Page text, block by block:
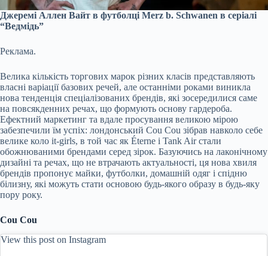
Джеремі Аллен Вайт в футболці Merz b. Schwanen в серіалі
“Ведмідь”
Реклама.
Велика кількість торгових марок різних класів представляють
власні варіації базових речей, але останніми роками виникла
нова тенденція спеціалізованих брендів, які зосередилися саме
на повсякденних речах, що формують основу гардероба.
Ефектний маркетинг та вдале просування великою мірою
забезпечили їм успіх: лондонський Cou Cou зібрав навколо себе
велике коло it-girls, в той час як Éterne і Tank Air стали
обожнюваними брендами серед зірок. Базуючись на лаконічному
дизайні та речах, що не втрачають актуальності, ця нова хвиля
брендів пропонує майки, футболки, домашній одяг і спідню
білизну, які можуть стати основою будь-якого образу в будь-яку
пору року.
Cou Cou
View this post on Instagram